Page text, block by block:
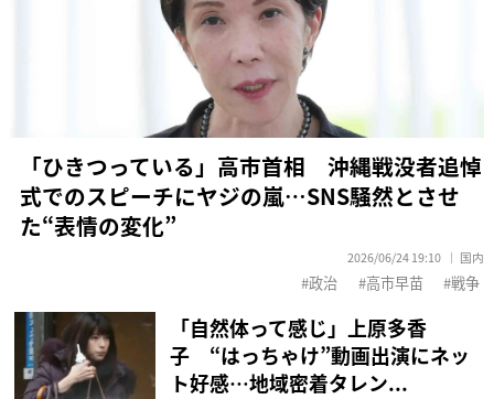
「ひきつっている」高市首相 沖縄戦没者追悼
式でのスピーチにヤジの嵐…SNS騒然とさせ
た“表情の変化”
2026/06/24 19:10 国内
政治 高市早苗 戦争
「自然体って感じ」上原多香
子 “はっちゃけ”動画出演にネッ
ト好感…地域密着タレン...